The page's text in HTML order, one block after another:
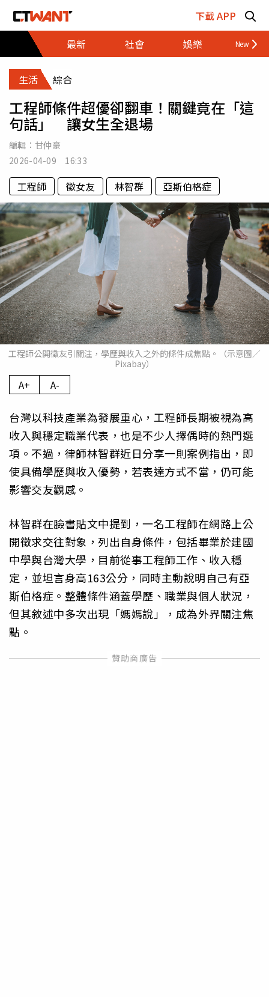
下載 APP
最新
社會 娛樂 財經
生活 綜合
工程師條件超優卻翻車！關鍵竟在「這
句話」 讓女生全退場
編輯： 甘仲豪
2026-04-09 16:33
工程師 徵女友 林智群 亞斯伯格症
工程師公開徵友引關注，學歷與收入之外的條件成焦點。（示意圖／
Pixabay）
A+ A-
台灣以科技產業為發展重心，工程師長期被視為高
收入與穩定職業代表，也是不少人擇偶時的熱門選
項。不過，律師林智群近日分享一則案例指出，即
使具備學歷與收入優勢，若表達方式不當，仍可能
影響交友觀感。
林智群在臉書貼文中提到，一名工程師在網路上公
開徵求交往對象，列出自身條件，包括畢業於建國
中學與台灣大學，目前從事工程師工作、收入穩
定，並坦言身高163公分，同時主動說明自己有亞
斯伯格症。整體條件涵蓋學歷、職業與個人狀況，
但其敘述中多次出現「媽媽說」，成為外界關注焦
點。